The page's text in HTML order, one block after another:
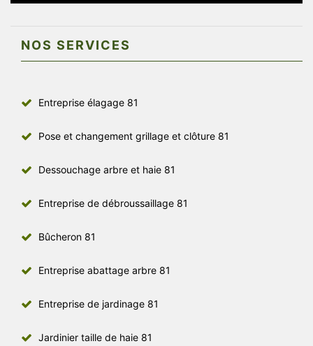
NOS SERVICES
Entreprise élagage 81
Pose et changement grillage et clôture 81
Dessouchage arbre et haie 81
Entreprise de débroussaillage 81
Bûcheron 81
Entreprise abattage arbre 81
Entreprise de jardinage 81
Jardinier taille de haie 81